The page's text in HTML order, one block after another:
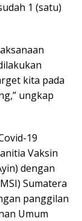
1 (satu)
kita pada
ungkap
19
Vaksin
dengan
Sumatera
panggilan
Umum